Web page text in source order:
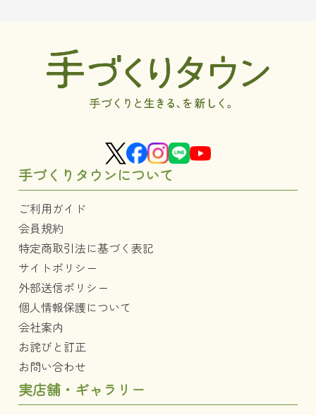
手づくりタウンについて
ご利用ガイド
会員規約
特定商取引法に基づく表記
サイトポリシー
外部送信ポリシー
個人情報保護について
会社案内
お詫びと訂正
お問い合わせ
実店舗・ギャラリー